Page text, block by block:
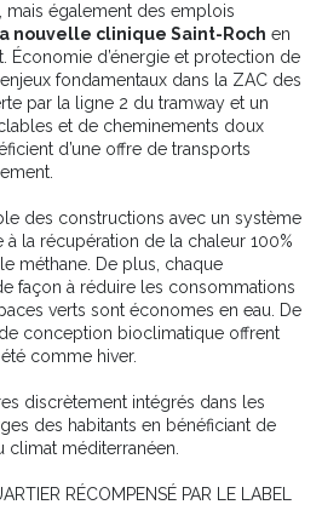
également des emplois
nouvelle clinique Saint-Roch en
Économie d’énergie et protection de
fondamentaux dans la ZAC des
par la ligne 2 du tramway et un
et de cheminements doux
d’une offre de transports
des constructions avec un système
la récupération de la chaleur 100%
méthane. De plus, chaque
façon à réduire les consommations
verts sont économes en eau. De
conception bioclimatique offrent
comme hiver.
discrètement intégrés dans les
des habitants en bénéficiant de
climat méditerranéen.
RÉCOMPENSÉ PAR LE LABEL